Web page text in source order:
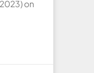
on